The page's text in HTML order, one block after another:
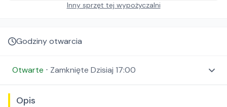
Inny sprzęt tej wypożyczalni
Godziny otwarcia
Otwarte ⋅ Zamknięte Dzisiaj 17:00
Opis